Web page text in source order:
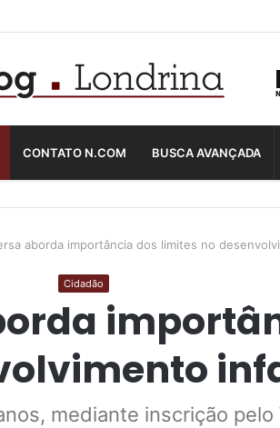
CONTATO N.COM BUSCA AVANÇADA
aborda importância dos limites no
Cidadão
mediante inscrição